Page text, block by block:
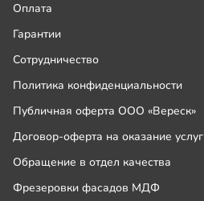
Оплата
Гарантии
Сотрудничество
Политика конфиденциальности
Публичная оферта ООО «Вереск»
Договор-оферта на оказание услуг
Обращение в отдел качества
Фрезеровки фасадов МДФ